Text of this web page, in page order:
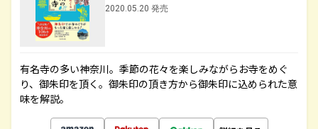
2020.05.20 発売
有名寺の多い神奈川。季節の花々を楽しみながらお寺をめぐ
り、御朱印を頂く。御朱印の頂き方から御朱印に込められた意
味を解説。